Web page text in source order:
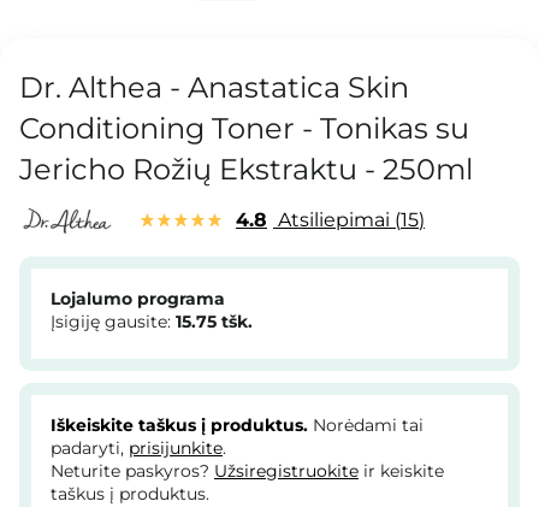
Dr. Althea - Anastatica Skin
Conditioning Toner - Tonikas su
Jericho Rožių Ekstraktu - 250ml
4.8 Atsiliepimai 15
Lojalumo programa
Įsigiję gausite: 15.75 tšk.
Iškeiskite taškus į produktus. Norėdami tai
padaryti, prisijunkite.
Neturite paskyros? Užsiregistruokite ir keiskite
taškus į produktus.